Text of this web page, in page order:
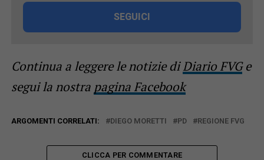
SEGUICI
Continua a leggere le notizie diDiario FVGe
segui la nostra pagina Facebook
ARGOMENTI CORRELATI: DIEGO MORETTI PD REGIONE FVG
CLICCA PER COMMENTARE